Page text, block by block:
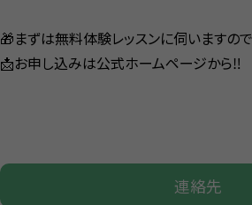
🎁まずは無料体験レッスンに伺いますの
📩お申し込みは公式ホームページから‼️
連絡先